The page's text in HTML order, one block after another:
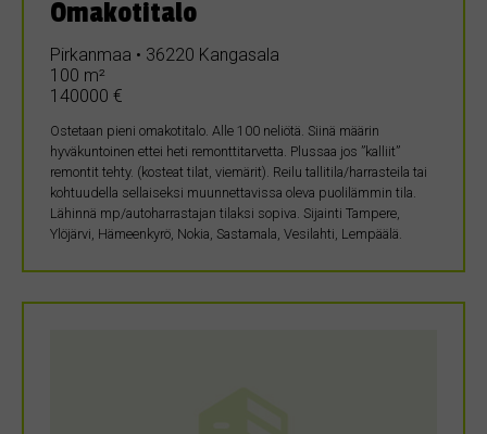
Omakotitalo
Pirkanmaa • 36220 Kangasala
100 m²
140000 €
Ostetaan pieni omakotitalo. Alle 100 neliötä. Siinä määrin
hyväkuntoinen ettei heti remonttitarvetta. Plussaa jos ”kalliit”
remontit tehty. (kosteat tilat, viemärit). Reilu tallitila/harrasteila tai
kohtuudella sellaiseksi muunnettavissa oleva puolilämmin tila.
Lähinnä mp/autoharrastajan tilaksi sopiva. Sijainti Tampere,
Ylöjärvi, Hämeenkyrö, Nokia, Sastamala, Vesilahti, Lempäälä.